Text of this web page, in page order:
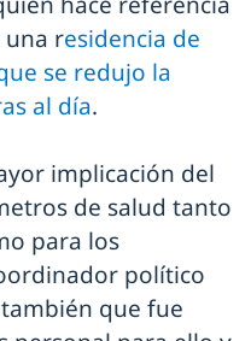
una residencia de
se redujo la
al día.
implicación del
de salud tanto
para los
político
que fue